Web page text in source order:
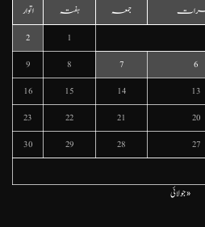
جمعہ ہفتہ
اتوار
1
2
6
7
8
9
13
14
15
16
20
21
22
23
27
28
29
30
« جولائی